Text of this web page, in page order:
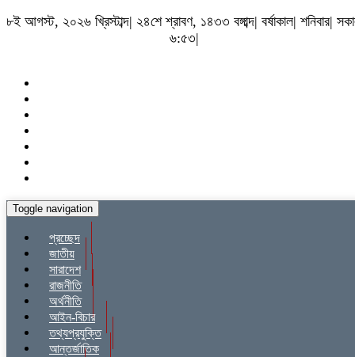
৮ই আগস্ট, ২০২৬ খ্রিস্টাব্দ| ২৪শে শ্রাবণ, ১৪৩৩ বঙ্গাব্দ| বর্ষাকাল| শনিবার|
৬:৫৩|
Toggle navigation
প্রচ্ছেদ
জাতীয়
সারাদেশ
রাজনীতি
অর্থনীতি
আইন-বিচার
তথ্যপ্রযুক্তি
আন্তর্জাতিক